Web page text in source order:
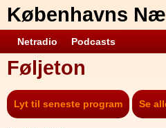
Københavns
Netradio Podcasts
Føljeton
Lyt til seneste program Se